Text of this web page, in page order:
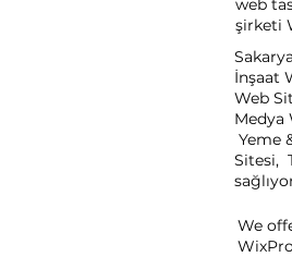
web
şirketi
İnşaat
Web
Medya
Yeme
Sitesi,
We